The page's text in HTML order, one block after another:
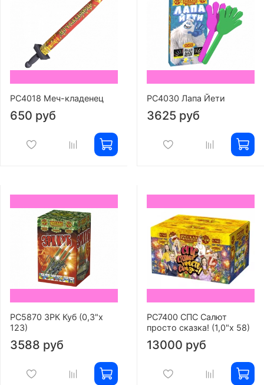
РС4018 Меч-кладенец
650 руб
РС4030 Лапа Йети
3625 руб
РС5870 ЗРК Куб (0,3"х
123)
3588 руб
РС7400 СПС Салют
просто сказка! (1,0"х 58)
13000 руб